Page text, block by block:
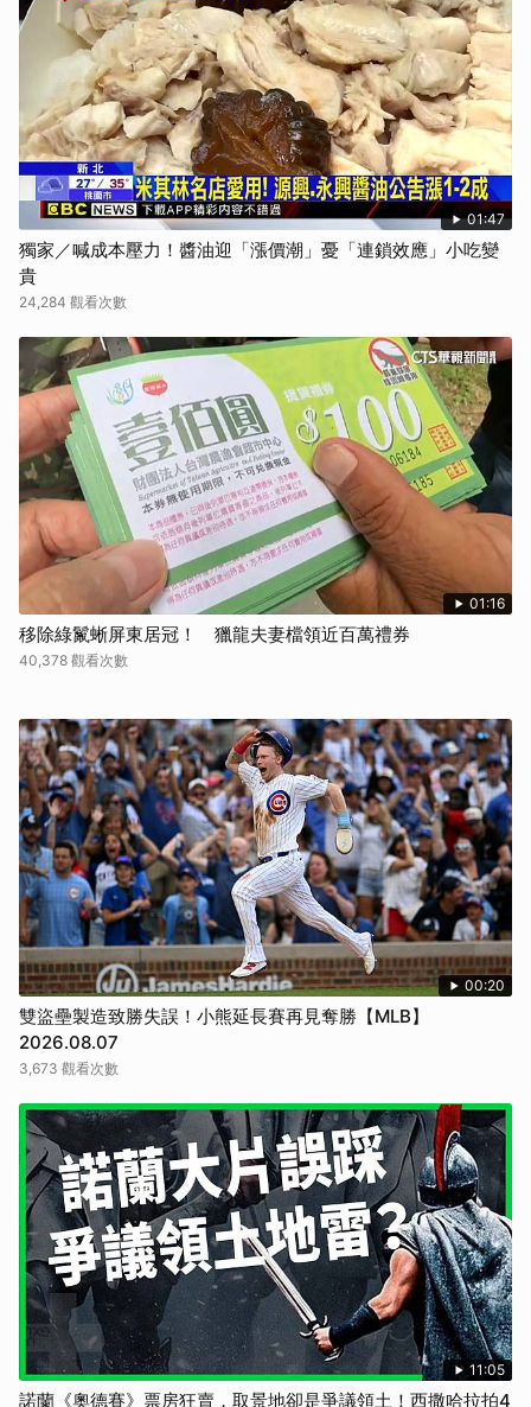
01:47
獨家／喊成本壓力！醬油迎「漲價潮」憂「連鎖效應」小吃變
貴
24,284 觀看次數
01:16
移除綠鬣蜥屏東居冠！ 獵龍夫妻檔領近百萬禮券
40,378 觀看次數
00:20
雙盜壘製造致勝失誤！小熊延長賽再見奪勝【MLB】
2026.08.07
3,673 觀看次數
11:05
諾蘭《奧德賽》票房狂賣，取景地卻是爭議領土！西撒哈拉拍4